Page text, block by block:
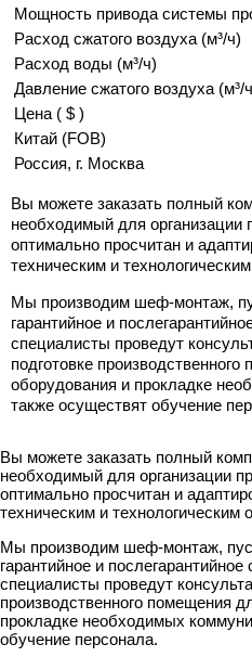
Мощность привода системы
Расход сжатого воздуха (м³/ч)
Расход воды (м³/ч)
Давление сжатого воздуха (м³/
Цена ( $ )
Китай (FOB)
Россия, г. Москва
Вы можете заказать полный
необходимый для организации
оптимально просчитан и
техническим и
Мы производим шеф-монтаж,
гарантийное и
специалисты проведут
подготовке
оборудования и прокладке
также осуществят обучение
Вы можете заказать полный
необходимый для организации
оптимально просчитан и
техническим и технологическим
Мы производим шеф-монтаж,
гарантийное и
специалисты проведут
производственного помещения
прокладке необходимых
обучение персонала.